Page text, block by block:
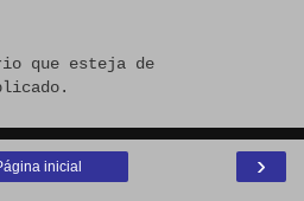
que esteja de
›
inicial